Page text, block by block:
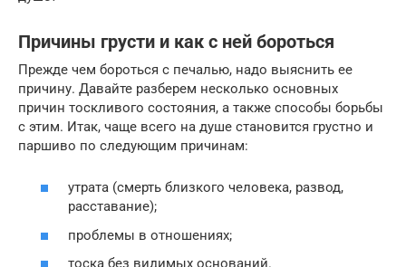
Причины грусти и как с ней бороться
Прежде чем бороться с печалью, надо выяснить ее
причину. Давайте разберем несколько основных
причин тоскливого состояния, а также способы борьбы
с этим. Итак, чаще всего на душе становится грустно и
паршиво по следующим причинам:
утрата (смерть близкого человека, развод,
расставание);
проблемы в отношениях;
тоска без видимых оснований.